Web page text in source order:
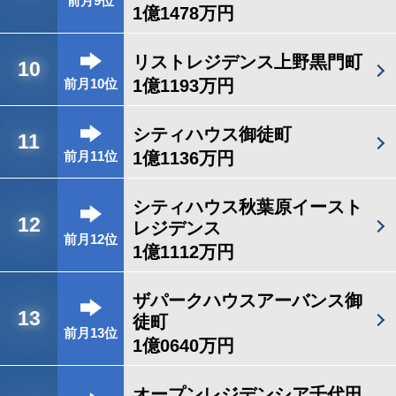
1億1478万円
10
前月10位
リストレジデンス上野黒門町
1億1193万円
11
前月11位
シティハウス御徒町
1億1136万円
12
前月12位
シティハウス秋葉原イースト
レジデンス
1億1112万円
13
前月13位
ザパークハウスアーバンス御
徒町
1億0640万円